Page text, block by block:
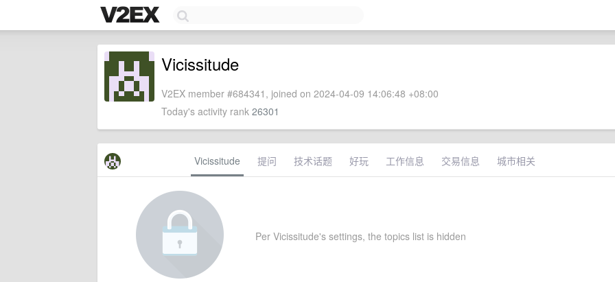
Vicissitude
V2EX member #684341, joined on 2024-04-09 14:06:48 +08:00
Today's activity rank 26301
Vicissitude 提问 技术话题 好玩 工作信息 交易信息 城市相关
Per Vicissitude's settings, the topics list is hidden